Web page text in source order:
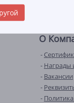
О
Награды
Вакансии